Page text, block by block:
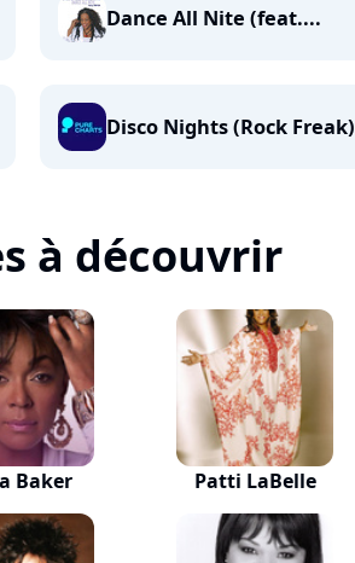
Dance All Nite (feat....
Disco Nights (Rock Freak)
à découvrir
Baker Patti LaBelle